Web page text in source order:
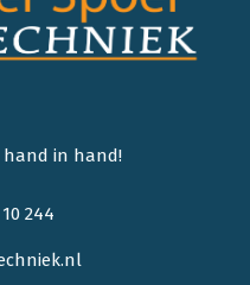
hand in hand!
10 244